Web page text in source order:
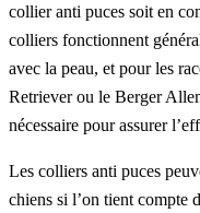
collier anti puces soit en
colliers fonctionnent
avec la peau, et pour les
Retriever ou le Berger
nécessaire pour assurer
Les colliers anti puces
chiens si l’on tient compte